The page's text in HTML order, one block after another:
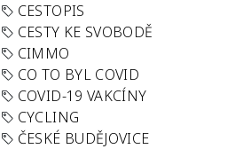
CESTOPIS
CESTY KE SVOBODĚ
CIMMO
CO TO BYL COVID
COVID-19 VAKCÍNY
CYCLING
ČESKÉ BUDĚJOVICE